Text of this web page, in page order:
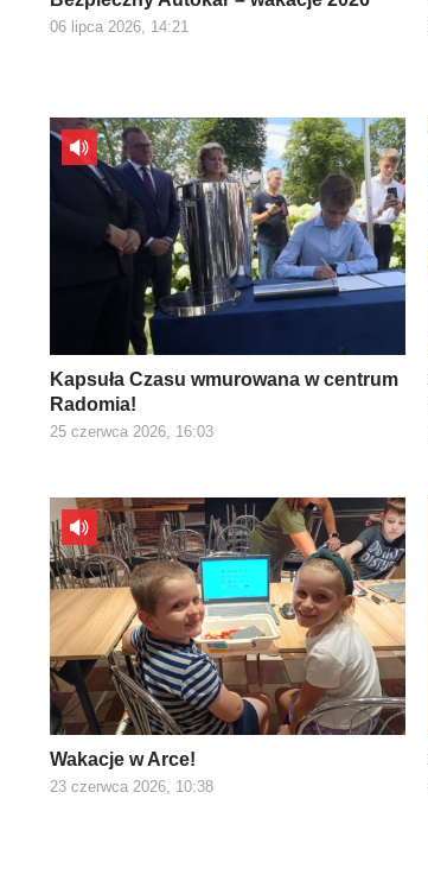
06 lipca 2026, 14:21
Kapsuła Czasu wmurowana w centrum
Radomia!
25 czerwca 2026, 16:03
Wakacje w Arce!
23 czerwca 2026, 10:38